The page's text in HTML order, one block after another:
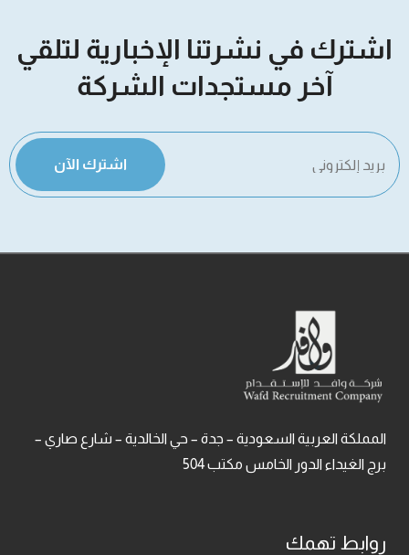
اشترك في نشرتنا الإخبارية لتلقي
آخر مستجدات الشركة
اشترك الآن
المملكة العربية السعودية – جدة – حي الخالدية – شارع صاري –
برج الغيداء الدور الخامس مكتب 504
روابط تهمك